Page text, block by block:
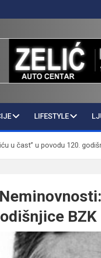
LIFESTYLE
u čast” u povodu 120.